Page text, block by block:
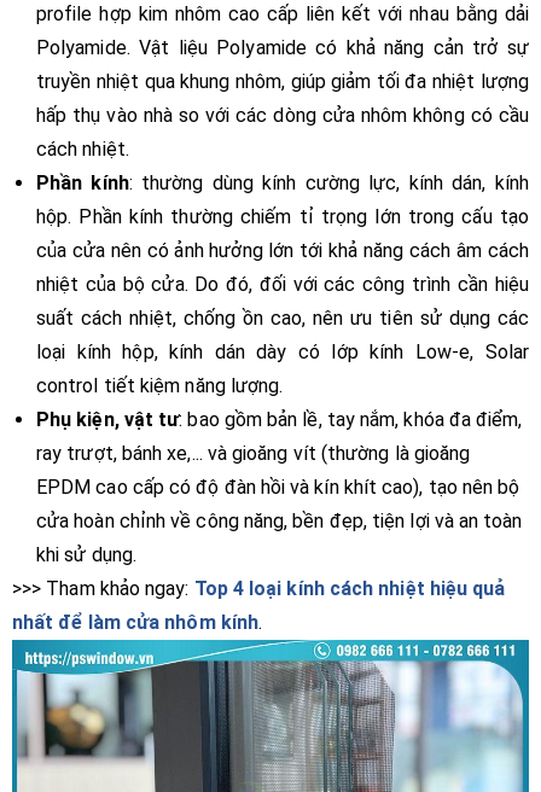
profile hợp kim nhôm cao cấp liên kết với nhau bằng dải
Polyamide. Vật liệu Polyamide có khả năng cản trở sự
truyền nhiệt qua khung nhôm, giúp giảm tối đa nhiệt lượng
hấp thụ vào nhà so với các dòng cửa nhôm không có cầu
cách nhiệt.
Phần kính: thường dùng kính cường lực, kính dán, kính
hộp. Phần kính thường chiếm tỉ trọng lớn trong cấu tạo
của cửa nên có ảnh hưởng lớn tới khả năng cách âm cách
nhiệt của bộ cửa. Do đó, đối với các công trình cần hiệu
suất cách nhiệt, chống ồn cao, nên ưu tiên sử dụng các
loại kính hộp, kính dán dày có lớp kính Low-e, Solar
control tiết kiệm năng lượng.
Phụ kiện, vật tư: bao gồm bản lề, tay nắm, khóa đa điểm,
ray trượt, bánh xe,... và gioăng vít (thường là gioăng
EPDM cao cấp có độ đàn hồi và kín khít cao), tạo nên bộ
cửa hoàn chỉnh về công năng, bền đẹp, tiện lợi và an toàn
khi sử dụng.
>>> Tham khảo ngay: Top 4 loại kính cách nhiệt hiệu quả
nhất để làm cửa nhôm kính.